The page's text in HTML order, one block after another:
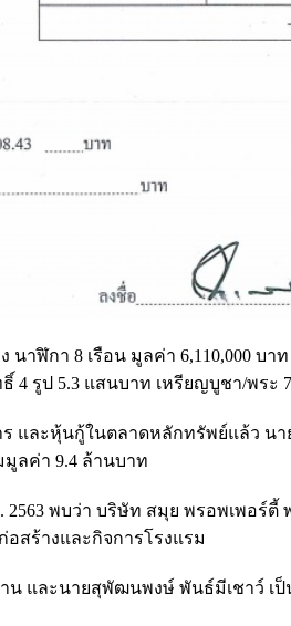
ฬิกา 8 เรือน มูลค่า 6,110,000 บา
4 รูป 5.3 แสนบาท เหรียญบูชา/พระ
และหุ้นกู้ในตลาดหลักทรัพย์แล้ว น
ลค่า 9.4 ล้านบาท
พบว่า บริษัท สมุย พรอพเพอร์ตี้
สร้างและกิจการโรงแรม
และนายสุพัฒนพงษ์ พันธ์มีเชาว์ เป็